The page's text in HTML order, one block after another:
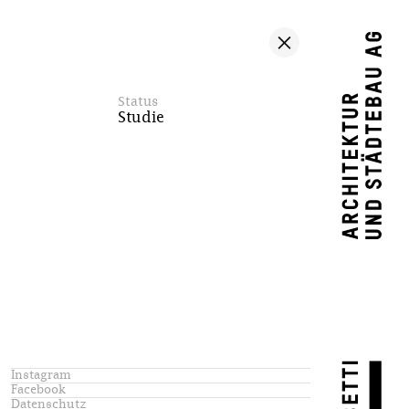
Status
Studie
Instagram
Facebook
Datenschutz